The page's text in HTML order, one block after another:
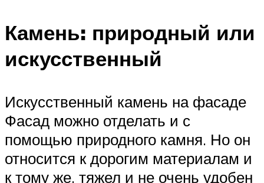
Камень: природный или
искусственный
Искусственный камень на фасаде
Фасад можно отделать и с
помощью природного камня. Но он
относится к дорогим материалам и
к тому же, тяжел и не очень удобен